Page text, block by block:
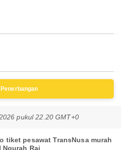
pukul 22.20 GMT+0
tiket pesawat TransNusa murah
Rai